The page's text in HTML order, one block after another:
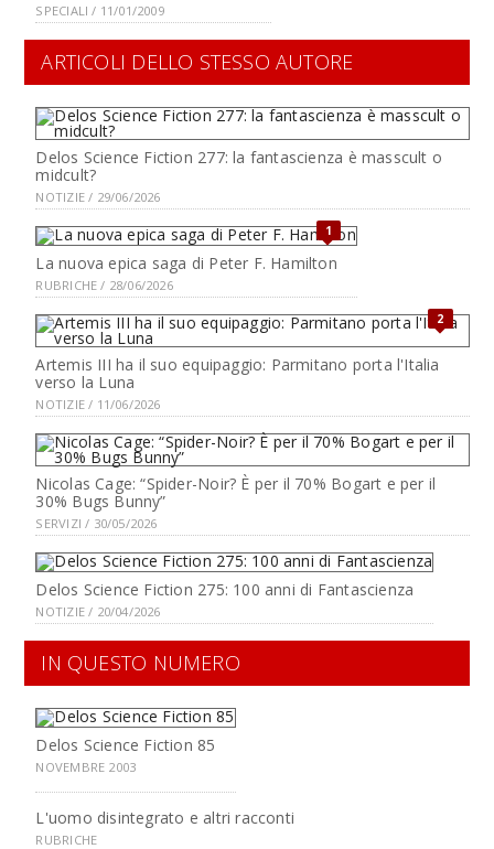
SPECIALI / 11/01/2009
ARTICOLI DELLO STESSO AUTORE
Delos Science Fiction 277: la fantascienza è masscult o
midcult?
NOTIZIE / 29/06/2026
1
La nuova epica saga di Peter F. Hamilton
RUBRICHE / 28/06/2026
2
Artemis III ha il suo equipaggio: Parmitano porta l'Italia
verso la Luna
NOTIZIE / 11/06/2026
Nicolas Cage: “Spider-Noir? È per il 70% Bogart e per il
30% Bugs Bunny”
SERVIZI / 30/05/2026
Delos Science Fiction 275: 100 anni di Fantascienza
NOTIZIE / 20/04/2026
IN QUESTO NUMERO
Delos Science Fiction 85
NOVEMBRE 2003
L'uomo disintegrato e altri racconti
RUBRICHE